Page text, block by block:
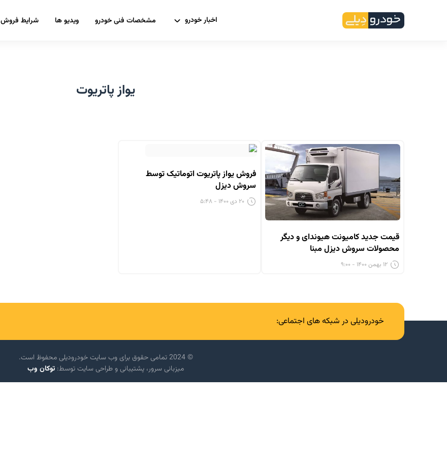
اخبار خودرو مشخصات فنی خودرو ویدیو ها شرایط فروش
یواز پاتریوت
قیمت جدید کامیونت هیوندای و دیگر
محصولات سروش دیزل مبنا
۱۲ بهمن ۱۴۰۰ - ۹:۰۰
فروش یواز پاتریوت اتوماتیک توسط
سروش دیزل
۲۰ دی ۱۴۰۰ - ۵:۴۸
خودرودیلی در شبکه های اجتماعی:
© 2024 تمامی حقوق برای وب سایت خودرودیلی محفوظ است.
میزبانی سرور، پشتیبانی و طراحی سایت توسط: توکان وب